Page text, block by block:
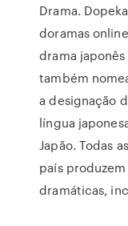
Drama.
doramas
drama
também
a designação
língua
Japão. Todas
país
dramáticas,